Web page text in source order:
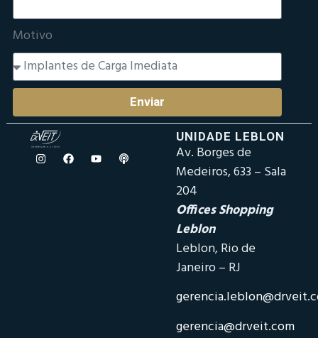
Motivo
Enviar
UNIDADE LEBLON
Av. Borges de
Medeiros, 633 – Sala
204
Offices Shopping
Leblon
Leblon, Rio de
Janeiro – RJ
gerencia@drveit.com